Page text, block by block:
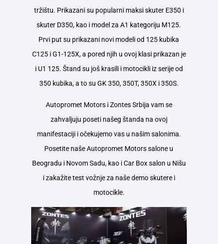
tržištu. Prikazani su popularni maksi skuter E350 i
skuter D350, kao i model za A1 kategoriju M125.
Prvi put su prikazani novi modeli od 125 kubika
C125 i G1-125X, a pored njih u ovoj klasi prikazan je
i U1 125. Štand su još krasili i motocikli iz serije od
350 kubika, a to su GK 350, 350T, 350X i 350S.
Autopromet Motors i Zontes Srbija vam se
zahvaljuju poseti našeg štanda na ovoj
manifestaciji i očekujemo vas u našim salonima.
Posetite naše Autopromet Motors salone u
Beogradu i Novom Sadu, kao i Car Box salon u Nišu
i zakažite test vožnje za naše demo skutere i
motocikle.